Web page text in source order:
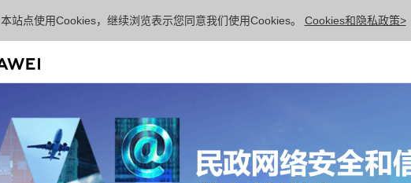
本站点使用Cookies，继续浏览表示您同意我们使用Cookies。 Cookies和隐私政策>